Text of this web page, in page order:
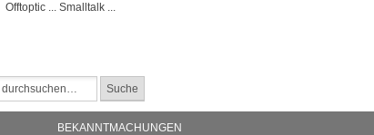
Offtoptic ... Smalltalk ...
BEKANNTMACHUNGEN